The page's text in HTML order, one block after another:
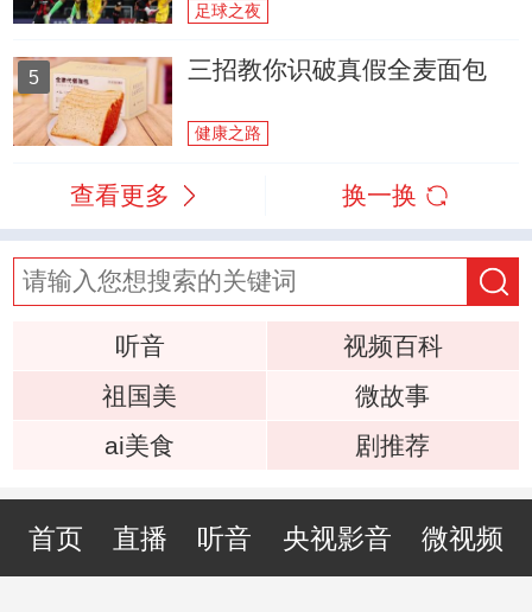
足球之夜
5 三招教你识破真假全麦面包
健康之路
查看更多 换一换
听音
视频百科
祖国美
微故事
ai美食
剧推荐
首页 直播 听音 央视影音 微视频